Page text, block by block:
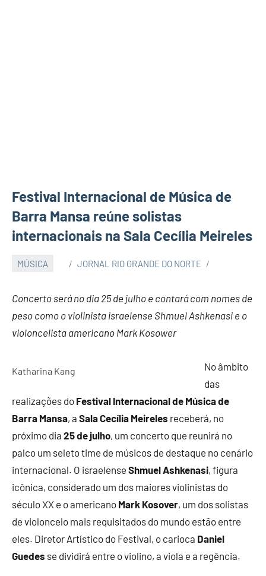
Festival Internacional de Música de
Barra Mansa reúne solistas
internacionais na Sala Cecília Meireles
MÚSICA JORNAL RIO GRANDE DO NORTE
Concerto será no dia 25 de julho e contará com nomes de
peso como o violinista israelense Shmuel Ashkenasi e o
violoncelista americano Mark Kosower
Katharina Kang
No âmbito
das
realizações do Festival Internacional de Música de
Barra Mansa, a Sala Cecília Meireles receberá, no
próximo dia 25 de julho, um concerto que reunirá no
palco um seleto time de músicos de destaque no cenário
internacional. O israelense Shmuel Ashkenasi, figura
icônica, considerado um dos maiores violinistas do
século XX e o americano Mark Kosover, um dos solistas
de violoncelo mais requisitados do mundo estão entre
eles. Diretor Artístico do Festival, o carioca Daniel
Guedes se dividirá entre o violino, a viola e a regência.